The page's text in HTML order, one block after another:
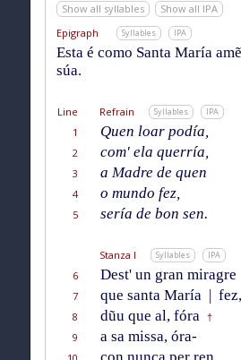
Show all syllables
Show all IPA
Epigraph
Syllables IPA
Esta é como Santa María
súa.
Line Refrain Syllables IPA
1
Quen loar podía,
2
com' ela querría,
3
a Madre de quen
4
o mundo fez,
5
sería de bon sen.
Stanza I Syllables IPA
6 Dest' un gran miragre
7
que santa María |
8
dũu que al, fóra †
9
a sa missa, óra-